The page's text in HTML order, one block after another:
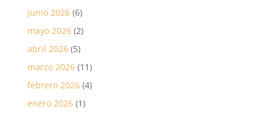
junio 2026(6)
mayo 2026(2)
abril 2026(5)
marzo 2026(11)
febrero 2026(4)
enero 2026(1)